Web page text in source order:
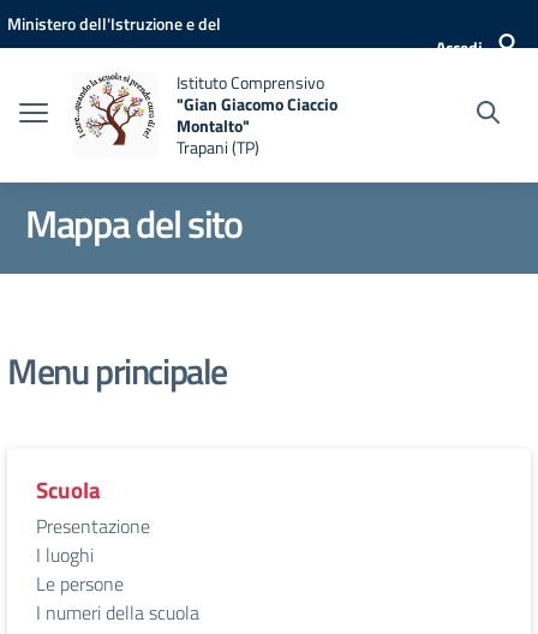
Vai ai contenuti
Vai al menu di navigazione
Vai al footer
Ministero dell'Istruzione e del
Accedi
Istituto Comprensivo
"Gian Giacomo Ciaccio
Montalto"
Trapani (TP)
Mappa del sito
Menu principale
Scuola
Presentazione
I luoghi
Le persone
I numeri della scuola